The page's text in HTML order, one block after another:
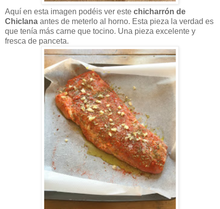
Aquí en esta imagen podéis ver este chicharrón de
Chiclana antes de meterlo al horno. Esta pieza la verdad es
que tenía más carne que tocino. Una pieza excelente y
fresca de panceta.